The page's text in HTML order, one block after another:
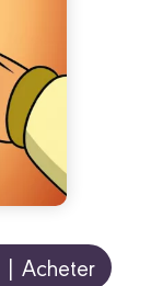
| Acheter